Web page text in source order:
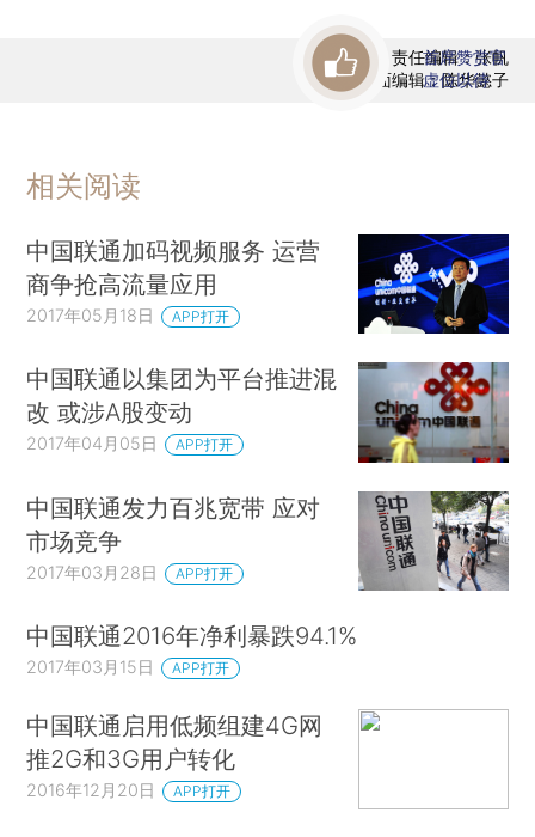
责任编辑：张帆
版面编辑：陈华懿子
首席赞赏官
虚位以待
相关阅读
中国联通加码视频服务 运营
商争抢高流量应用
2017年05月18日 APP打开
中国联通以集团为平台推进混
改 或涉A股变动
2017年04月05日 APP打开
中国联通发力百兆宽带 应对
市场竞争
2017年03月28日 APP打开
中国联通2016年净利暴跌94.1%
2017年03月15日 APP打开
中国联通启用低频组建4G网
推2G和3G用户转化
2016年12月20日 APP打开